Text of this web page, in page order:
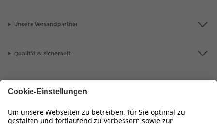
Unsere Versandpartner
Qualität & Sicherheit
CEWE Fotowelt